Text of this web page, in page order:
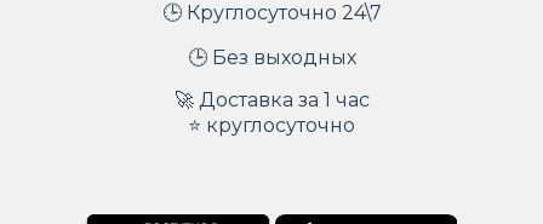
🕒 Круглосуточно 24\7
🕒 Без выходных
🚀 Доставка за 1 час
⭐ круглосуточно